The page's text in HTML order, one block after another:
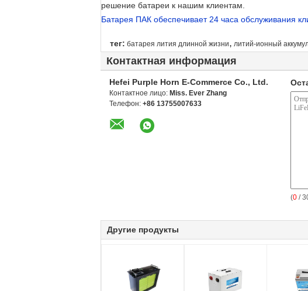
решение батареи к нашим клиентам.
Батарея ПАК обеспечивает 24 часа обслуживания
тег: батарея лития длинной жизни, литий-ионный
Контактная информация
Hefei Purple Horn E-Commerce Co., Ltd.
Контактное лицо: Miss. Ever Zhang
Телефон: +86 13755007633
(0 /
Другие продукты